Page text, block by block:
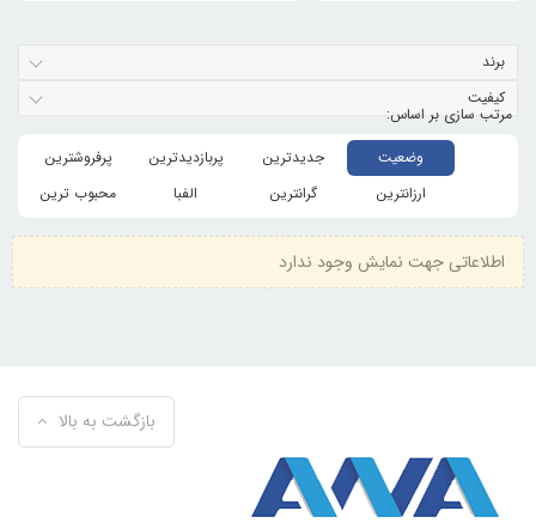
برند
کیفیت
وضعیت جدیدترین پربازدیدترین
پرفروشترین
ارزانترین
گرانترین الفبا محبوب ترین
اطلاعاتی جهت نمایش وجود ندارد
بازگشت به بالا